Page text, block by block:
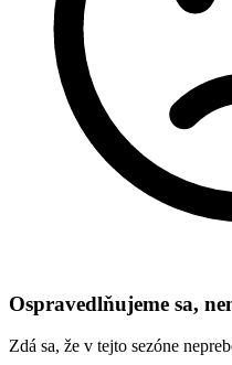
Ospravedlňujeme sa,
Zdá sa, že v tejto sezóne